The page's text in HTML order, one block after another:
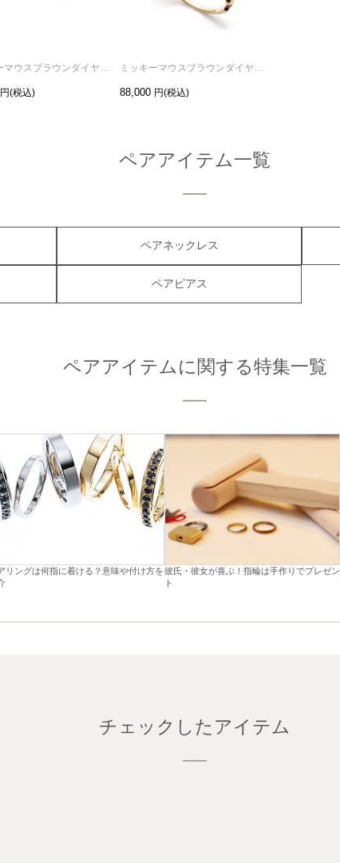
88,000
ペアアイテム一覧
ペアネックレス
ペアピアス
ペアアイテムに関する特集一覧
リングは何指に着ける？意味や付け方を彼氏・彼女が喜ぶ！指輪は手作りでプレゼン
ト
チェックしたアイテム